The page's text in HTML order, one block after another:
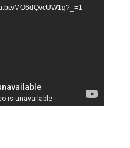
MO6dQvcUW1g?_=1